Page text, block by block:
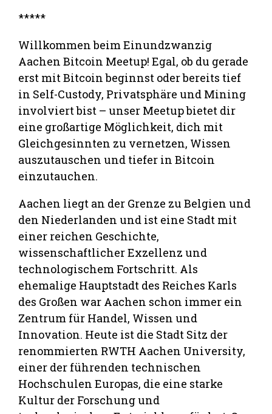
*****
Willkommen beim Einundzwanzig
Aachen Bitcoin Meetup! Egal, ob du gerade
erst mit Bitcoin beginnst oder bereits tief
in Self-Custody, Privatsphäre und Mining
involviert bist – unser Meetup bietet dir
eine großartige Möglichkeit, dich mit
Gleichgesinnten zu vernetzen, Wissen
auszutauschen und tiefer in Bitcoin
einzutauchen.
Aachen liegt an der Grenze zu Belgien und
den Niederlanden und ist eine Stadt mit
einer reichen Geschichte,
wissenschaftlicher Exzellenz und
technologischem Fortschritt. Als
ehemalige Hauptstadt des Reiches Karls
des Großen war Aachen schon immer ein
Zentrum für Handel, Wissen und
Innovation. Heute ist die Stadt Sitz der
renommierten RWTH Aachen University,
einer der führenden technischen
Hochschulen Europas, die eine starke
Kultur der Forschung und